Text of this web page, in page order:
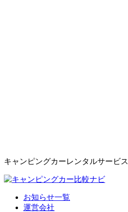
キャンピングカーレンタルサービス
お知らせ一覧
運営会社